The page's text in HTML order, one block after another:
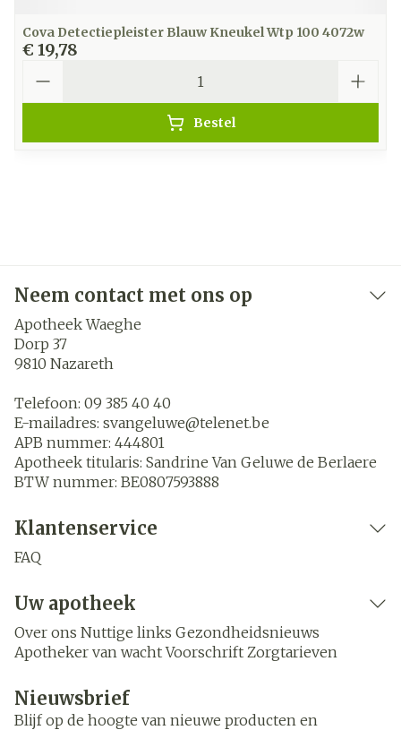
Cova Detectiepleister Blauw Kneukel Wtp 100 4072w
€ 19,78
Bestel
Neem contact met ons op
Apotheek Waeghe
Dorp 37
9810 Nazareth
Telefoon: 09 385 40 40
E-mailadres: svangeluwe@telenet.be
APB nummer: 444801
Apotheek titularis: Sandrine Van Geluwe de Berlaere
BTW nummer: BE0807593888
Klantenservice
FAQ
Uw apotheek
Over ons Nuttige links Gezondheidsnieuws
Apotheker van wacht Voorschrift Zorgtarieven
Nieuwsbrief
Blijf op de hoogte van nieuwe producten en